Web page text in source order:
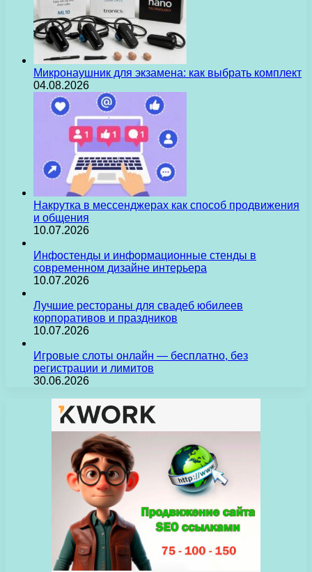
Микронаушник для экзамена: как выбрать комплект
04.08.2026
Накрутка в мессенджерах как способ продвижения
и общения
10.07.2026
Инфостенды и информационные стенды в
современном дизайне интерьера
10.07.2026
Лучшие рестораны для свадеб юбилеев
корпоративов и праздников
10.07.2026
Игровые слоты онлайн — бесплатно, без
регистрации и лимитов
30.06.2026